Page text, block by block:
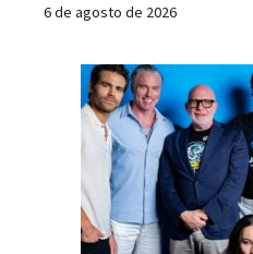
6 de agosto de 2026